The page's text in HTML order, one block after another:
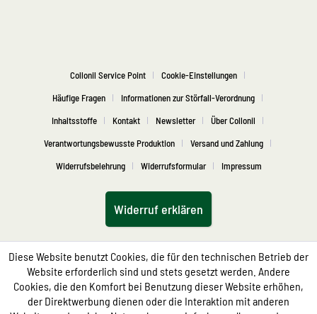
Collonil Service Point
Cookie-Einstellungen
Häufige Fragen
Informationen zur Störfall-Verordnung
Inhaltsstoffe
Kontakt Newsletter
Über Collonil
Verantwortungsbewusste Produktion
Versand und Zahlung
Widerrufsbelehrung
Widerrufsformular Impressum
Widerruf erklären
Diese Website benutzt Cookies, die für den technischen Betrieb der
Website erforderlich sind und stets gesetzt werden. Andere
Cookies, die den Komfort bei Benutzung dieser Website erhöhen,
der Direktwerbung dienen oder die Interaktion mit anderen